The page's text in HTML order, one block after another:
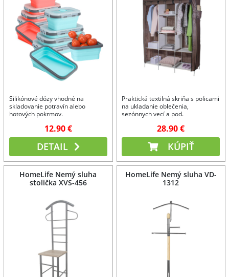
Silikónové dózy vhodné na
skladovanie potravín alebo
hotových pokrmov.
12.90 €
DETAIL
Praktická textilná skriňa s policami
na ukladanie oblečenia,
sezónnych vecí a pod.
28.90 €
KÚPIŤ
HomeLife Nemý sluha
stolička XVS-456
HomeLife Nemý sluha VD-
1312